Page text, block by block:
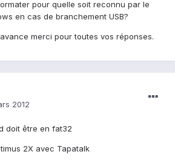
pour quelle soit reconnu par le
en cas de branchement USB?
merci pour toutes vos réponses.
2012
doit être en fat32
2X avec Tapatalk